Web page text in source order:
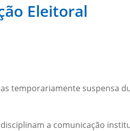
Eleitoral
temporariamente suspensa
a comunicação